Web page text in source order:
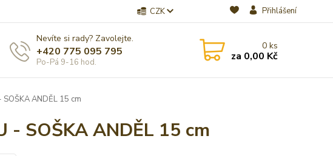
CZK Přihlášení
Nevíte si rady? Zavolejte.
+420 775 095 795
Po-Pá 9-16 hod.
0ks
za 0,00 Kč
ANDĚL 15 cm
- SOŠKA ANDĚL 15 cm